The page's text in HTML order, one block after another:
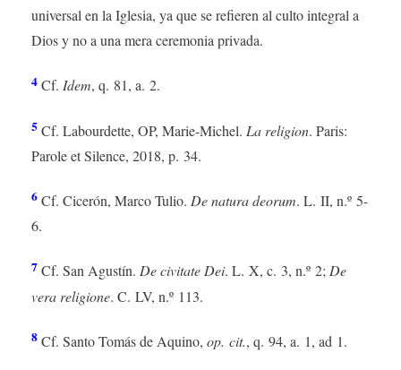
universal en la Iglesia, ya que se refieren al culto integral a
Dios y no a una mera ceremonia privada.
4Cf. Idem, q. 81, a. 2.
5 Cf. Labourdette, OP, Marie-Michel. La religion. Paris:
Parole et Silence, 2018, p. 34.
6Cf. Cicerón, Marco Tulio. De natura deorum. L. II, n.º 5-
6.
7Cf. San Agustín. De civitate Dei. L. X, c. 3, n.º 2;De
vera religione. C. LV, n.º 113.
8Cf. Santo Tomás de Aquino, op. cit., q. 94, a. 1, ad 1.